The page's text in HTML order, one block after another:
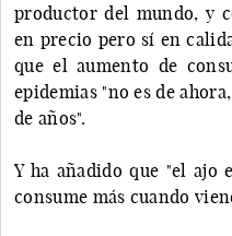
productor del mundo, y
en precio pero sí en
que el aumento de
epidemias "no es de
de años".
Y ha añadido que "el
consume más cuando